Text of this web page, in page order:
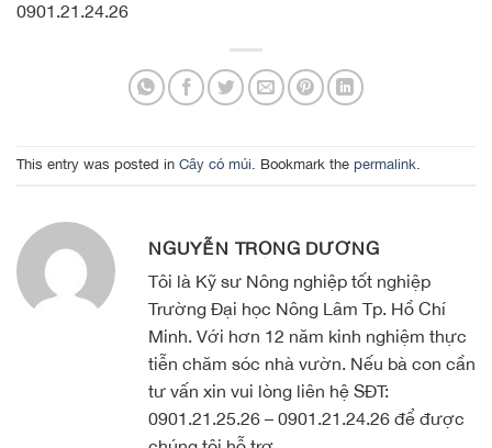
0901.21.24.26
This entry was posted in Cây có múi. Bookmark the permalink.
NGUYỄN TRỌNG DƯƠNG
Tôi là Kỹ sư Nông nghiệp tốt nghiệp
Trường Đại học Nông Lâm Tp. Hồ Chí
Minh. Với hơn 12 năm kinh nghiệm thực
tiễn chăm sóc nhà vườn. Nếu bà con cần
tư vấn xin vui lòng liên hệ SĐT:
0901.21.25.26 – 0901.21.24.26 để được